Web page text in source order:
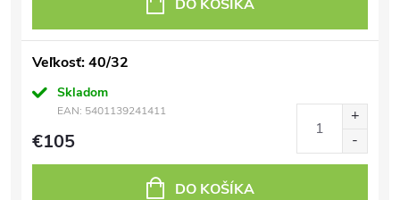
DO KOŠÍKA
Veľkosť: 40/32
Skladom
EAN: 5401139241411
€105
DO KOŠÍKA